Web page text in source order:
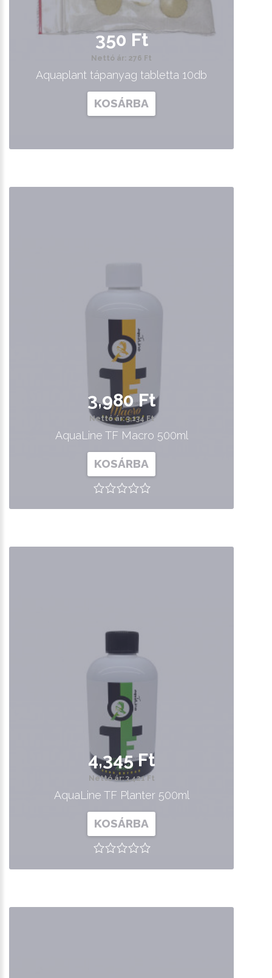
350 Ft
Nettó ár: 276 Ft
Aquaplant tápanyag tabletta 10db
KOSÁRBA
3,980 Ft
Nettó ár: 3,134 Ft
AquaLine TF Macro 500ml
KOSÁRBA
4,345 Ft
Nettó ár: 3,421 Ft
AquaLine TF Planter 500ml
KOSÁRBA